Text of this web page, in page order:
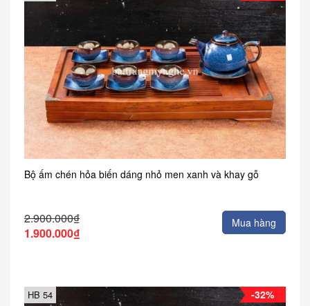
Bộ ấm chén hỏa biến dáng nhỏ men xanh và khay gỗ
2.900.000₫
1.900.000₫
Mua hàng
-32%
HB 54